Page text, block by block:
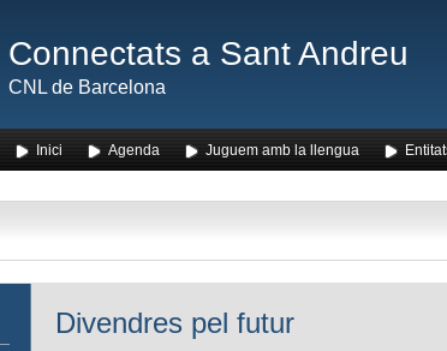
Connectats a Sant Andreu
CNL de Barcelona
Inici Agenda Juguem amb la llengua
Divendres pel futur